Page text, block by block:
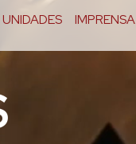
UNIDADES IMPRENSA